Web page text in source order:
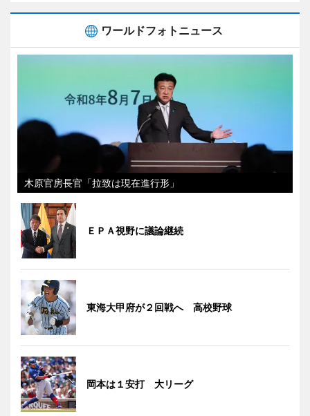
ワールドフォトニュース
木原官房長官「拉致は現在進行形」
ＥＰＡ視野に議論継続
東海大甲府が２回戦へ 高校野球
岡本は１安打 大リーグ